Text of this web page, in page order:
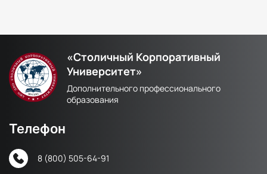
«Столичный Корпоративный
Университет»
Дополнительного профессионального
образования
Телефон
8 (800) 505-64-91